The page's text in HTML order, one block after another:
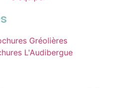
Gréolières
L'Audibergue